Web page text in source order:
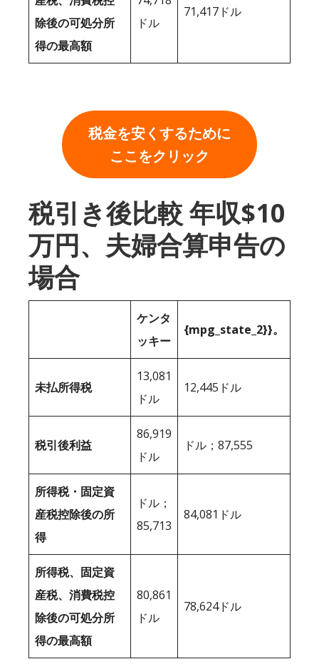
除後の可処分所
得の最高額
ドル
71,417ドル
税金を安くするために
ここをクリック
税引き後比較 年収$10
万円、夫婦合算申告の
場合
ケンタ
ッキー
{mpg_state_2}}。
未払所得税
13,081
ドル
12,445ドル
税引後利益
86,919
ドル
ドル；87,555
所得税・固定資
産税控除後の所
得
ドル；
85,713
84,081ドル
所得税、固定資
産税、消費税控
除後の可処分所
得の最高額
80,861
ドル
78,624ドル